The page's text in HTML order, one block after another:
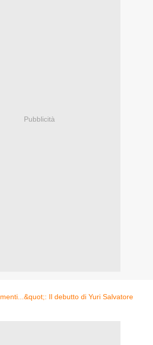
Pubblicità